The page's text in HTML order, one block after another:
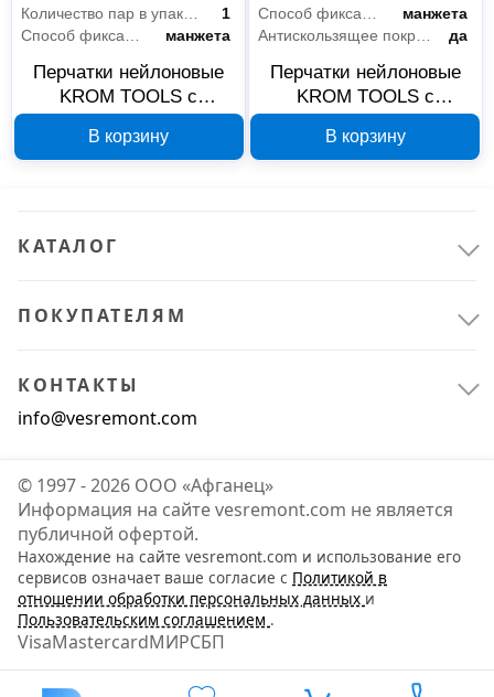
Спецодежда и СИЗ 4
Средства индивидуальной защиты
1
Способ фиксации
манжета
Перчатки нейлоновые
KROM TOOLS с
покрытием размер 9
В корзину
манжета
Антискользящее покрытие
да
Перчатки нейлоновые
KROM TOOLS с
покрытием размер 8
В корзину
КАТАЛОГ
ПОКУПАТЕЛЯМ
КОНТАКТЫ
info@vesremont.com
© 1997 - 2026 ООО «Афганец»
Информация на сайте vesremont.com не является
публичной офертой.
Нахождение на сайте vesremont.com и использование его
сервисов означает ваше согласие с Политикой в
отношении обработки персональных данных и
Пользовательским соглашением .
VisaMastercardМИРСБП